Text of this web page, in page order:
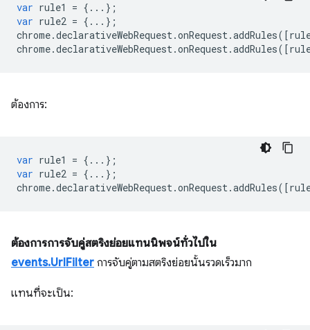
var rule1 = {...};
var rule2 = {...};
chrome.declarativeWebRequest.onRequest.addRules([
chrome.declarativeWebRequest.onRequest.addRules([
ต้องการ:
var rule1 = {...};
var rule2 = {...};
chrome.declarativeWebRequest.onRequest.addRules([
ต้องการการจับคู่สตริงย่อยแทนนิพจน์ทั่วไปใน
events.UrlFilter การจับคู่ตามสตริงย่อยนั้นรวดเร็วมาก
แทนที่จะเป็น: